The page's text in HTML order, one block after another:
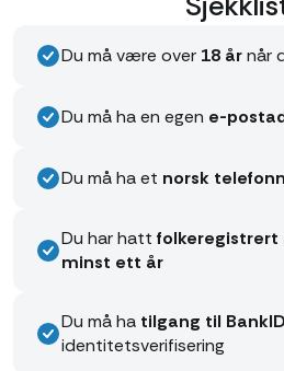
Du må være over 18 årnår
Du må ha en egen e-
Du må ha et norsk
Du har hatt folkeregistrert
minst ett år
Du må ha tilgang til
identitetsverifisering